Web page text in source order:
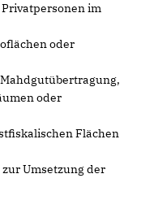
Privatpersonen im
oder
oder
Flächen
Umsetzung der